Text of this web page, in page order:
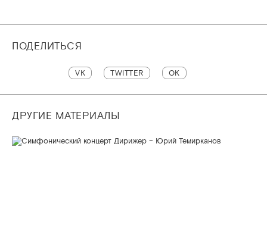
ПОДЕЛИТЬСЯ
VK TWITTER OK
ДРУГИЕ МАТЕРИАЛЫ